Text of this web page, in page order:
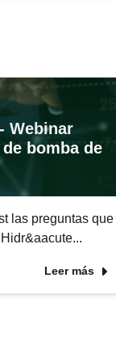
Webinar
bomba de
las preguntas que
Leer más